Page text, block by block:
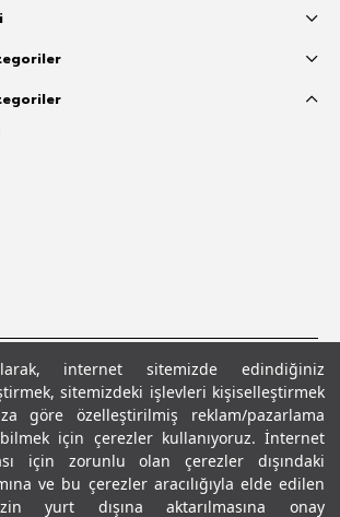
internet sitemizde edindiğiniz
sitemizdeki işlevleri kişiselleştirmek
göre özelleştirilmiş reklam/pazarlama
için çerezler kullanıyoruz. İnternet
için zorunlu olan çerezler dışındaki
ve bu çerezler aracılığıyla elde edilen
yurt dışına aktarılmasına onay
KVKK Aydınlatma MetniŞartlar ve Koşullar
Leecooper - Tüm Hakları Saklıdır.